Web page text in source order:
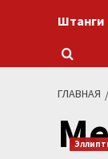
Штанги
ГЛАВНАЯ